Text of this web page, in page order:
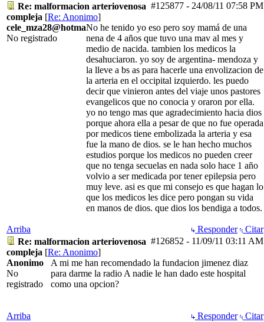
#125877 - 24/08/11 07:58 PM
Re: malformacion arteriovenosa
compleja [Re: Anonimo]
cele_mza28@hotma
No registrado
No he tenido yo eso pero soy mamá de una
nena de 4 años que tuvo una mav al mes y
medio de nacida. tambien los medicos la
desahuciaron. yo soy de argentina- mendoza y
la lleve a bs as para hacerle una envolizacion de
la arteria en el occipital izquierdo. les puedo
decir que vinieron antes del viaje unos pastores
evangelicos que no conocia y oraron por ella.
yo no tengo mas que agradecimiento hacia dios
porque ahora ella a pesar de que no fue operada
por medicos tiene embolizada la arteria y esa
fue la mano de dios. se le han hecho muchos
estudios porque los medicos no pueden creer
que no tenga secuelas en nada solo hace 1 año
volvio a ser medicada por tener epilepsia pero
muy leve. asi es que mi consejo es que hagan lo
que los medicos les dice pero pongan su vida
en manos de dios. que dios los bendiga a todos.
Arriba Responder
Citar
#126852 - 11/09/11 03:11 AM
Re: malformacion arteriovenosa
compleja [Re: Anonimo]
Anonimo
No
registrado
A mi me han recomendado la fundacion jimenez diaz
para darme la radio A nadie le han dado este hospital
como una opcion?
Arriba Responder
Citar